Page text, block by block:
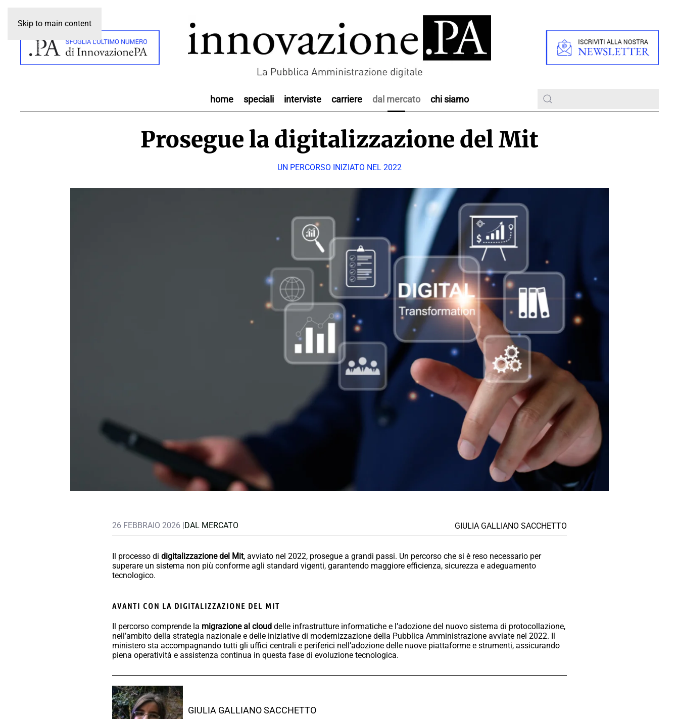
Skip to main content
home speciali interviste carriere dal mercato chi siamo
Prosegue la digitalizzazione del Mit
UN PERCORSO INIZIATO NEL 2022
26 FEBBRAIO 2026 |DAL MERCATO GIULIA GALLIANO SACCHETTO
Il processo di digitalizzazione del Mit, avviato nel 2022, prosegue a grandi passi. Un percorso che si è reso necessario per
superare un sistema non più conforme agli standard vigenti, garantendo maggiore efficienza, sicurezza e adeguamento
tecnologico.
AVANTI CON LA DIGITALIZZAZIONE DEL MIT
Il percorso comprende la migrazione al cloud delle infrastrutture informatiche e l’adozione del nuovo sistema di protocollazione,
nell’ambito della strategia nazionale e delle iniziative di modernizzazione della Pubblica Amministrazione avviate nel 2022. Il
ministero sta accompagnando tutti gli uffici centrali e periferici nell’adozione delle nuove piattaforme e strumenti, assicurando
piena operatività e assistenza continua in questa fase di evoluzione tecnologica.
GIULIA GALLIANO SACCHETTO